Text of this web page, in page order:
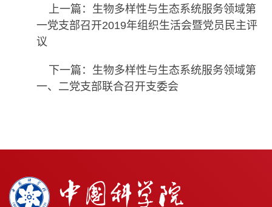
上一篇：生物多样性与生态系统服务领域第
一党支部召开2019年组织生活会暨党员民主评
议
下一篇：生物多样性与生态系统服务领域第
一、二党支部联合召开支委会